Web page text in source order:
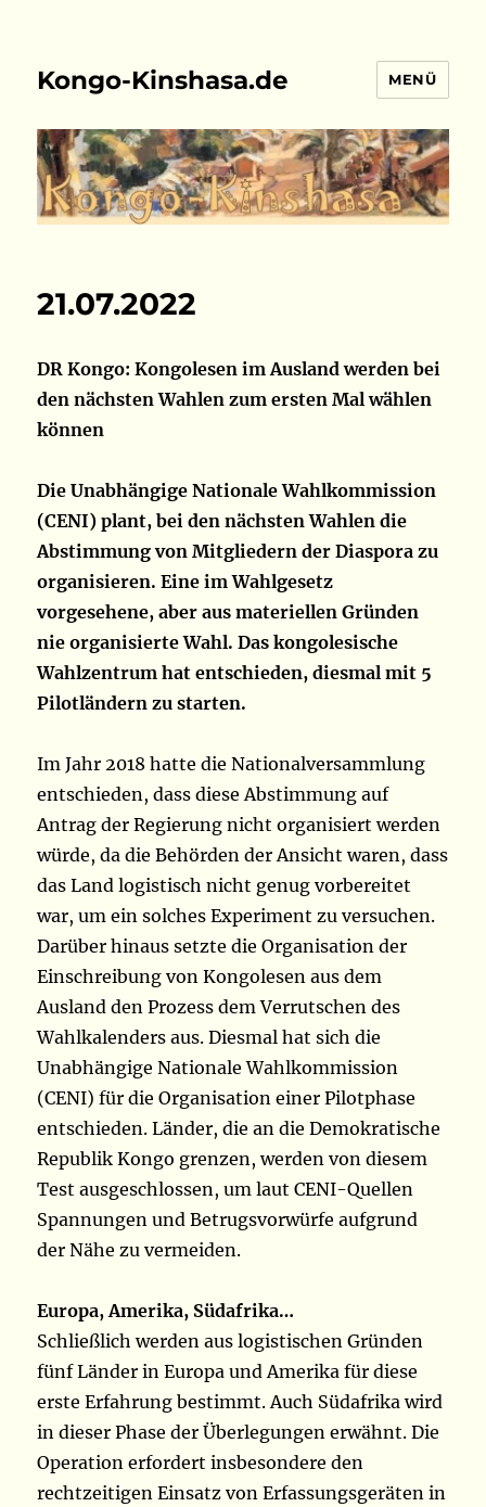
Kongo-Kinshasa.de MENÜ
21.07.2022
DR Kongo: Kongolesen im Ausland werden bei
den nächsten Wahlen zum ersten Mal wählen
können
Die Unabhängige Nationale Wahlkommission
(CENI) plant, bei den nächsten Wahlen die
Abstimmung von Mitgliedern der Diaspora zu
organisieren. Eine im Wahlgesetz
vorgesehene, aber aus materiellen Gründen
nie organisierte Wahl. Das kongolesische
Wahlzentrum hat entschieden, diesmal mit 5
Pilotländern zu starten.
Im Jahr 2018 hatte die Nationalversammlung
entschieden, dass diese Abstimmung auf
Antrag der Regierung nicht organisiert werden
würde, da die Behörden der Ansicht waren, dass
das Land logistisch nicht genug vorbereitet
war, um ein solches Experiment zu versuchen.
Darüber hinaus setzte die Organisation der
Einschreibung von Kongolesen aus dem
Ausland den Prozess dem Verrutschen des
Wahlkalenders aus. Diesmal hat sich die
Unabhängige Nationale Wahlkommission
(CENI) für die Organisation einer Pilotphase
entschieden. Länder, die an die Demokratische
Republik Kongo grenzen, werden von diesem
Test ausgeschlossen, um laut CENI-Quellen
Spannungen und Betrugsvorwürfe aufgrund
der Nähe zu vermeiden.
Europa, Amerika, Südafrika…
Schließlich werden aus logistischen Gründen
fünf Länder in Europa und Amerika für diese
erste Erfahrung bestimmt. Auch Südafrika wird
in dieser Phase der Überlegungen erwähnt. Die
Operation erfordert insbesondere den
rechtzeitigen Einsatz von Erfassungsgeräten in